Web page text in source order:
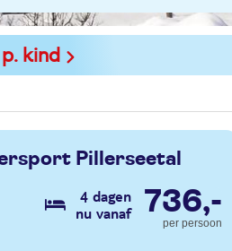
kind
Pillerseetal
4 dagen
nu vanaf
736,-
per persoon